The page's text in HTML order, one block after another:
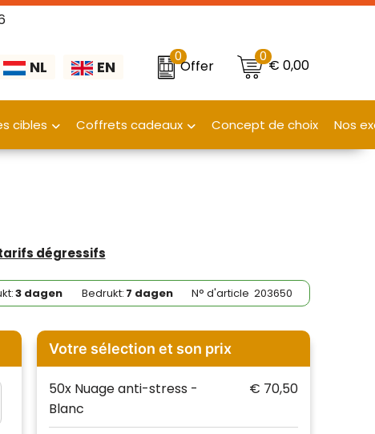
NL EN
0
Offer
0€ 0,00
cibles Coffrets cadeaux Concept de choix Nos
dégressifs
3 dagen Bedrukt: 7 dagen N° d'article203650
Votre sélection et son prix
50x Nuage anti-stress -
Blanc
€ 70,50